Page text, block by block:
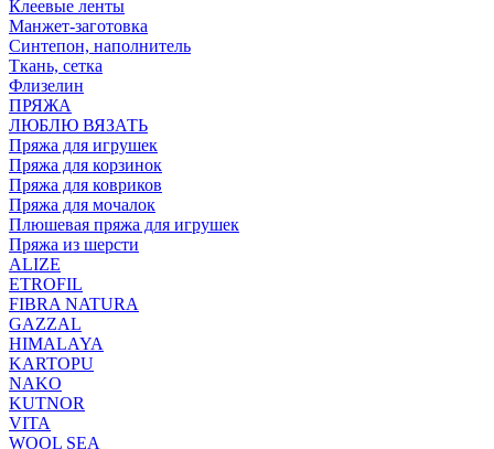
Клеевые ленты
Манжет-заготовка
Синтепон, наполнитель
Ткань, сетка
Флизелин
ПРЯЖА
ЛЮБЛЮ ВЯЗАТЬ
Пряжа для игрушек
Пряжа для корзинок
Пряжа для ковриков
Пряжа для мочалок
Плюшевая пряжа для игрушек
Пряжа из шерсти
ALIZE
ETROFIL
FIBRA NATURA
GAZZAL
HIMALAYA
KARTOPU
NAKO
KUTNOR
VITA
WOOL SEA